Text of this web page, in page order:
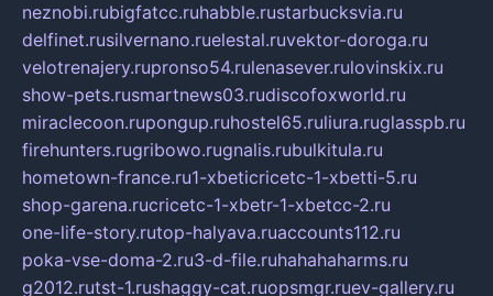
neznobi.rubigfatcc.ruhabble.rustarbucksvia.ru
delfinet.rusilvernano.ruelestal.ruvektor-doroga.ru
velotrenajery.rupronso54.rulenasever.rulovinskix.ru
show-pets.rusmartnews03.rudiscofoxworld.ru
miraclecoon.rupongup.ruhostel65.ruliura.ruglasspb.ru
firehunters.rugribowo.rugnalis.rubulkitula.ru
hometown-france.ru1-xbeticricetc-1-xbetti-5.ru
shop-garena.rucricetc-1-xbetr-1-xbetcc-2.ru
one-life-story.rutop-halyava.ruaccounts112.ru
poka-vse-doma-2.ru3-d-file.ruhahahaharms.ru
g2012.rutst-1.rushaggy-cat.ruopsmgr.ruev-gallery.ru